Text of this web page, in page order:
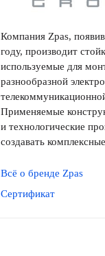
Компания Zpas,
году, производит
используемые для
разнообразной
Применяемые
и технологические
создавать
Всё о бренде Zpas
Сертификат